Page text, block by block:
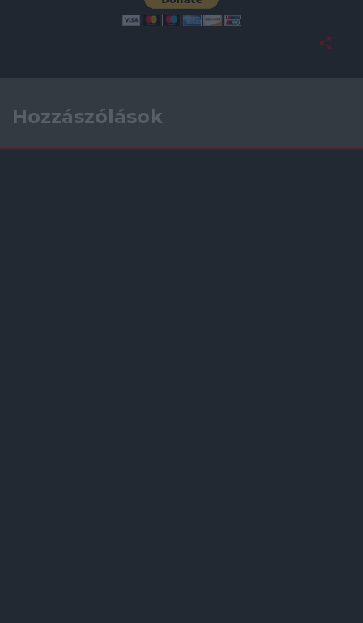
Hozzászólások